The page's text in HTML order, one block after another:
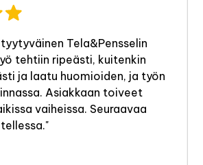
Tela&Pensselin
tehtiin ripeästi, kuitenkin
ja laatu huomioiden, ja työn
Asiakkaan toiveet
vaiheissa. Seuraavaa